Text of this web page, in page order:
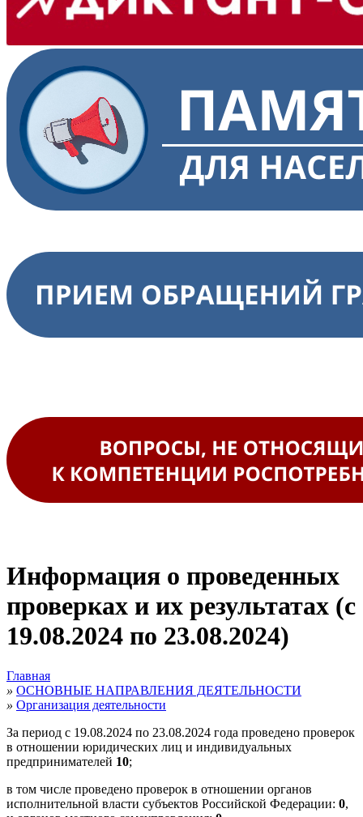
Информация о проведенных
проверках и их результатах (с
19.08.2024 по 23.08.2024)
Главная
» ОСНОВНЫЕ НАПРАВЛЕНИЯ ДЕЯТЕЛЬНОСТИ
» Организация деятельности
За период с 19.08.2024 по 23.08.2024 года проведено проверок
в отношении юридических лиц и индивидуальных
предпринимателей 10;
в том числе проведено проверок в отношении органов
исполнительной власти субъектов Российской Федерации: 0,